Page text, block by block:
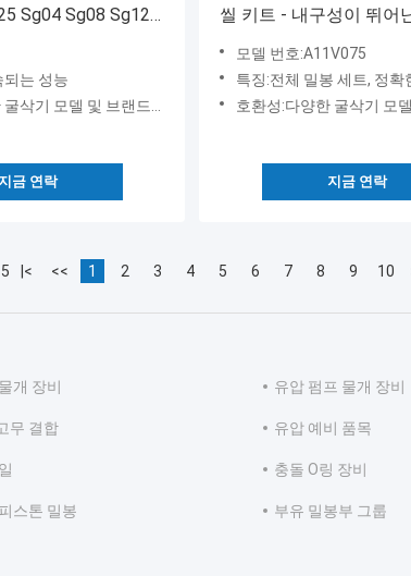
Sg04 Sg08 Sg12
Sg25 Suit Fit cat
E330 M315D2
되는 성능
기 모델 및 브랜드에 적합
금 연락
씰 키트 - 내구성이 뛰어
품, 대량 주문 할인, 빠른
송
모델 번호:A11V075
특징:전체 밀봉 세트, 정확한 핏 및
호환성:다양한 굴삭기 모델 및
지금 연락
|< << 1 2 3 4 5 6 7 8 9 10
개 장비 유압 펌프 물개 장비
무 결합 유압 예비 품목
충돌 O링 장비
스톤 밀봉 부유 밀봉부 그룹